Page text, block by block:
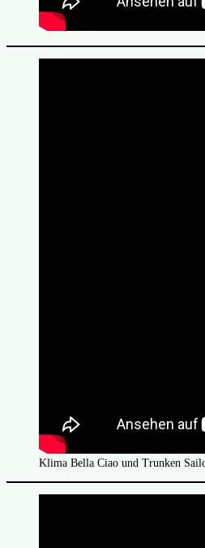
Klima Bella Ciao und Trunken